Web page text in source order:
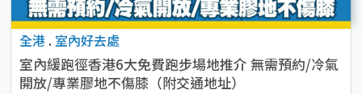
全港 . 室內好去處
室內緩跑徑香港6大免費跑步場地推介 無需預約/冷氣
開放/專業膠地不傷膝（附交通地址）